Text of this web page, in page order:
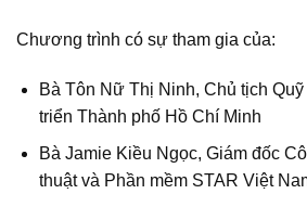
Chương trình có sự tham gia của:
Bà Tôn Nữ Thị Ninh, Chủ tịch
triển Thành phố Hồ Chí Minh
Bà Jamie Kiều Ngọc, Giám đốc
thuật và Phần mềm STAR Việt